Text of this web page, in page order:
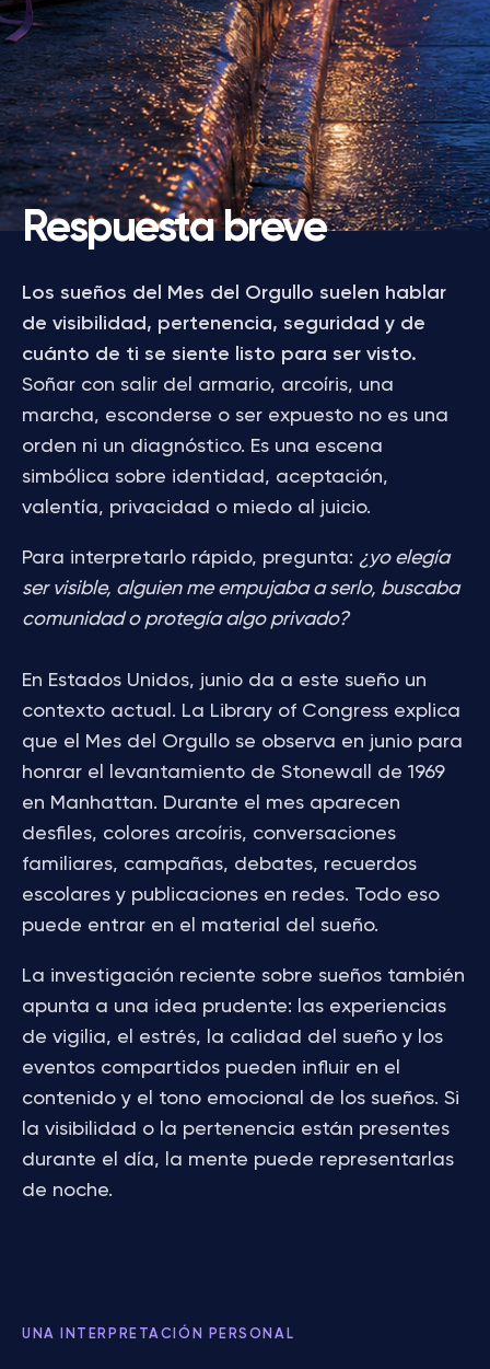
Respuesta breve
Los sueños del Mes del Orgullo suelen hablar
de visibilidad, pertenencia, seguridad y de
cuánto de ti se siente listo para ser visto.
Soñar con salir del armario, arcoíris, una
marcha, esconderse o ser expuesto no es una
orden ni un diagnóstico. Es una escena
simbólica sobre identidad, aceptación,
valentía, privacidad o miedo al juicio.
Para interpretarlo rápido, pregunta: ¿yo elegía
ser visible, alguien me empujaba a serlo, buscaba
comunidad o protegía algo privado?
En Estados Unidos, junio da a este sueño un
contexto actual. La Library of Congress explica
que el Mes del Orgullo se observa en junio para
honrar el levantamiento de Stonewall de 1969
en Manhattan. Durante el mes aparecen
desfiles, colores arcoíris, conversaciones
familiares, campañas, debates, recuerdos
escolares y publicaciones en redes. Todo eso
puede entrar en el material del sueño.
La investigación reciente sobre sueños también
apunta a una idea prudente: las experiencias
de vigilia, el estrés, la calidad del sueño y los
eventos compartidos pueden influir en el
contenido y el tono emocional de los sueños. Si
la visibilidad o la pertenencia están presentes
durante el día, la mente puede representarlas
de noche.
UNA INTERPRETACIÓN PERSONAL